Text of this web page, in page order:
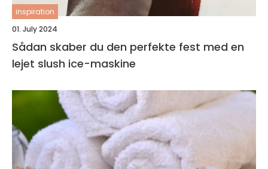
inspiration
01. July 2024
Sådan skaber du den perfekte fest med en
lejet slush ice-maskine